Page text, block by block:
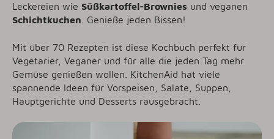
Leckereien wie Süßkartoffel-Brownies und veganen
Schichtkuchen . Genieße jeden Bissen!
Mit über 70 Rezepten ist diese Kochbuch perfekt für
Vegetarier, Veganer und für alle die jeden Tag mehr
Gemüse genießen wollen. KitchenAid hat viele
spannende Ideen für Vorspeisen, Salate, Suppen,
Hauptgerichte und Desserts rausgebracht.